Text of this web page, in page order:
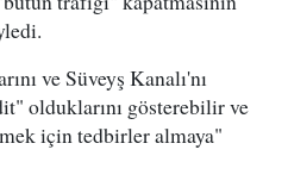
ve Süveyş Kanalı'nı
olduklarını gösterebilir ve
için tedbirler almaya"